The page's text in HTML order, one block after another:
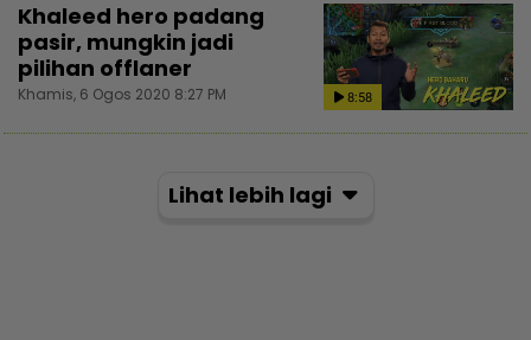
8:58
Khaleed hero padang
pasir, mungkin jadi
pilihan offlaner
Khamis, 6 Ogos 2020 8:27 PM
Lihat lebih lagi